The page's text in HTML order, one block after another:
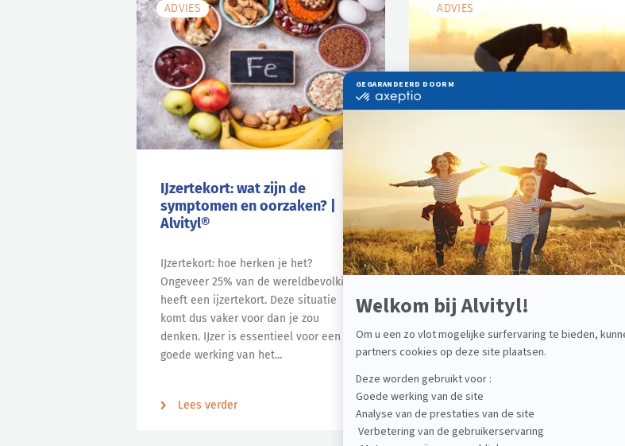
ADVIES
IJzertekort: wat zijn de
symptomen en oorzaken? |
Alvityl®
IJzertekort: hoe herken je het?
Ongeveer 25% van de wereldbevolking
heeft een ijzertekort. Deze situatie
komt dus vaker voor dan je zou
denken. IJzer is essentieel voor een
goede werking van het...
Lees verder
ADVIES
Vitaminetekort: wat zijn de
tekenen waarop u moet
letten? | Alvityl®
Vitaminetekort: hoe ontdek je het?
functioneren van het lichaam. Of ze nu
op natuurlijke wijze worden
aangemaakt of uit voeding en
supplementen komen, onze...